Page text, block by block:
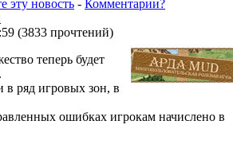
эту новость - Комментарии?
(3833 прочтений)
теперь будет
ряд игровых зон, в
ошибках игрокам начислено в